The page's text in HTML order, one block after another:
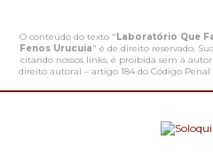
O conteúdo do texto " Laboratório Que
Fenos Urucuia" é de direito reservado.
citando nossos links, é proibida sem a
direito autoral – artigo 184 do Código Penal